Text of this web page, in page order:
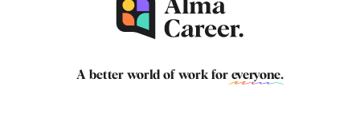
A better world of work for everyone.